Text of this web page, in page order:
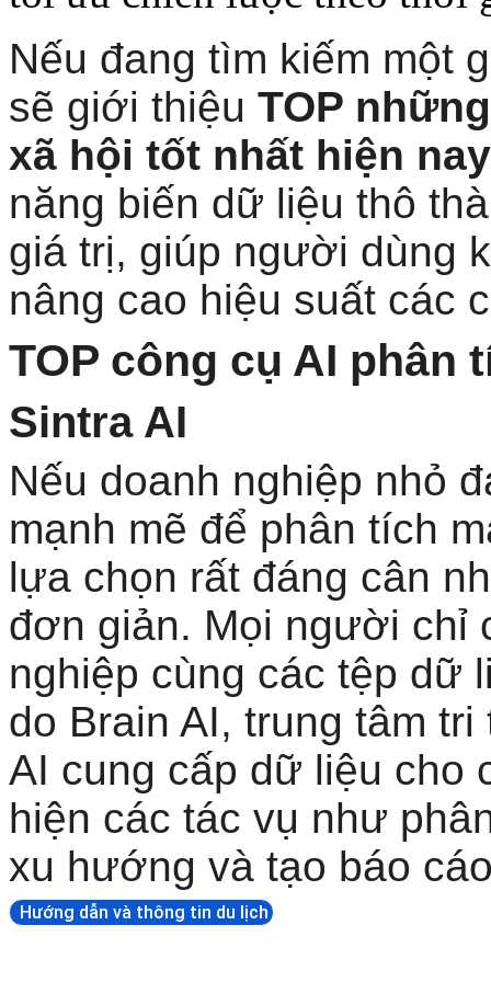
Nếu đang tìm kiếm một
sẽ giới thiệu TOP
xã hội tốt nhất hiện nay
năng biến dữ liệu thô
giá trị, giúp người dùng
nâng cao hiệu suất các
TOP công cụ AI phân
Sintra AI
Nếu doanh nghiệp nhỏ
mạnh mẽ để phân tích
lựa chọn rất đáng cân
đơn giản. Mọi người chỉ
nghiệp cùng các tệp dữ
do Brain AI, trung tâm
AI cung cấp dữ liệu cho
hiện các tác vụ như
xu hướng và tạo báo
Hướng dẫn và thông tin du lịch